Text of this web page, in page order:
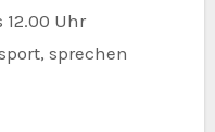
12.00 Uhr
sprechen